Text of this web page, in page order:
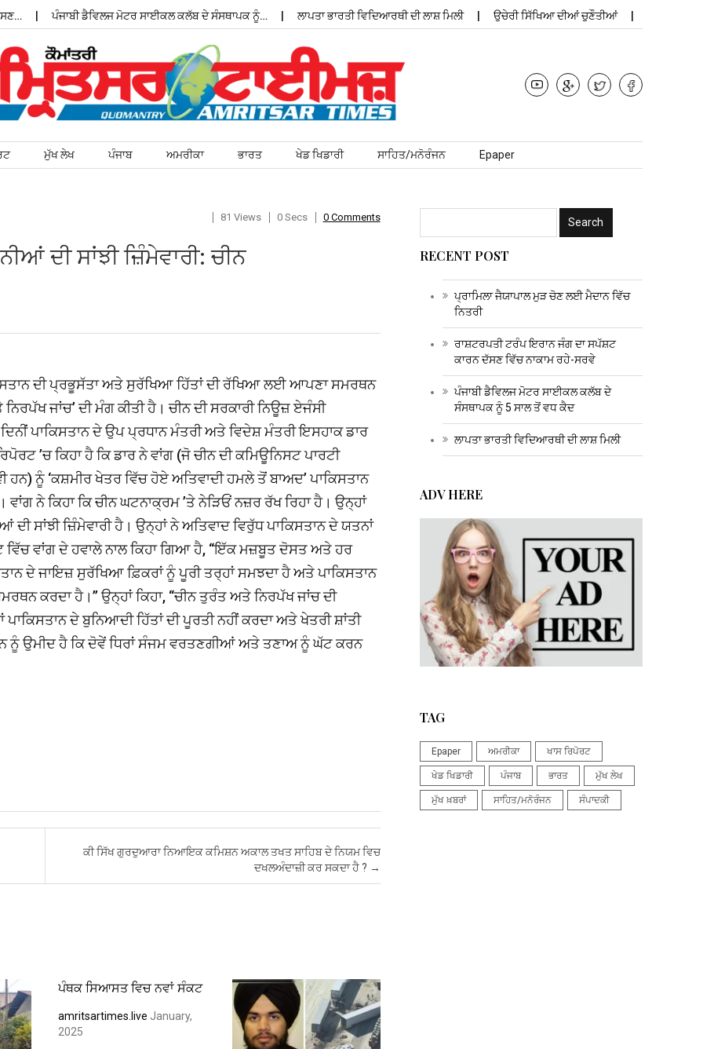
ਪੰਜਾਬੀ ਡੈਵਿਲਜ ਮੋਟਰ ਸਾਈਕਲ ਕਲੱਬ ਦੇ ਸੰਸਥਾਪਕ ਨੂੰ… ਲਾਪਤਾ ਭਾਰਤੀ ਵਿਦਿਆਰਥੀ ਦੀ ਲਾਸ਼ ਮਿਲੀ ਉਚੇਰੀ ਸਿੱਖਿਆ ਦੀਆਂ ਚੁਣੌਤੀਆਂ
ਮੁੱਖ ਲੇਖ ਪੰਜਾਬ ਅਮਰੀਕਾ ਭਾਰਤ ਖੇਡ ਖਿਡਾਰੀ ਸਾਹਿਤ/ਮਨੋਰੰਜਨ Epaper
81 Views 0 Secs 0 Comments
ਦੀ ਸਾਂਝੀ ਜ਼ਿੰਮੇਵਾਰੀ: ਚੀਨ
ਦੀ ਪ੍ਰਭੂਸੱਤਾ ਅਤੇ ਸੁਰੱਖਿਆ ਹਿੱਤਾਂ ਦੀ ਰੱਖਿਆ ਲਈ ਆਪਣਾ ਸਮਰਥਨ
ਜਾਂਚ’ ਦੀ ਮੰਗ ਕੀਤੀ ਹੈ। ਚੀਨ ਦੀ ਸਰਕਾਰੀ ਨਿਊਜ਼ ਏਜੰਸੀ
ਪਾਕਿਸਤਾਨ ਦੇ ਉਪ ਪ੍ਰਧਾਨ ਮੰਤਰੀ ਅਤੇ ਵਿਦੇਸ਼ ਮੰਤਰੀ ਇਸਹਾਕ ਡਾਰ
’ਚ ਕਿਹਾ ਹੈ ਕਿ ਡਾਰ ਨੇ ਵਾਂਗ (ਜੋ ਚੀਨ ਦੀ ਕਮਿਊਨਿਸਟ ਪਾਰਟੀ
ਹਨ) ਨੂੰ ‘ਕਸ਼ਮੀਰ ਖੇਤਰ ਵਿੱਚ ਹੋਏ ਅਤਿਵਾਦੀ ਹਮਲੇ ਤੋਂ ਬਾਅਦ’ ਪਾਕਿਸਤਾਨ
ਨੇ ਕਿਹਾ ਕਿ ਚੀਨ ਘਟਨਾਕ੍ਰਮ ’ਤੇ ਨੇੜਿਓਂ ਨਜ਼ਰ ਰੱਖ ਰਿਹਾ ਹੈ। ਉਨ੍ਹਾਂ
ਦੀ ਸਾਂਝੀ ਜ਼ਿੰਮੇਵਾਰੀ ਹੈ। ਉਨ੍ਹਾਂ ਨੇ ਅਤਿਵਾਦ ਵਿਰੁੱਧ ਪਾਕਿਸਤਾਨ ਦੇ ਯਤਨਾਂ
ਵਿੱਚ ਵਾਂਗ ਦੇ ਹਵਾਲੇ ਨਾਲ ਕਿਹਾ ਗਿਆ ਹੈ, ‘‘ਇੱਕ ਮਜ਼ਬੂਤ ਦੋਸਤ ਅਤੇ ਹਰ
ਦੇ ਜਾਇਜ਼ ਸੁਰੱਖਿਆ ਫ਼ਿਕਰਾਂ ਨੂੰ ਪੂਰੀ ਤਰ੍ਹਾਂ ਸਮਝਦਾ ਹੈ ਅਤੇ ਪਾਕਿਸਤਾਨ
ਕਰਦਾ ਹੈ।’’ ਉਨ੍ਹਾਂ ਕਿਹਾ, ‘‘ਚੀਨ ਤੁਰੰਤ ਅਤੇ ਨਿਰਪੱਖ ਜਾਂਚ ਦੀ
ਦੇ ਬੁਨਿਆਦੀ ਹਿੱਤਾਂ ਦੀ ਪੂਰਤੀ ਨਹੀਂ ਕਰਦਾ ਅਤੇ ਖੇਤਰੀ ਸ਼ਾਂਤੀ
ਨੂੰ ਉਮੀਦ ਹੈ ਕਿ ਦੋਵੇਂ ਧਿਰਾਂ ਸੰਜਮ ਵਰਤਣਗੀਆਂ ਅਤੇ ਤਣਾਅ ਨੂੰ ਘੱਟ ਕਰਨ
ਕੀ ਸਿੱਖ ਗੁਰਦੁਆਰਾ ਨਿਆਇਕ ਕਮਿਸ਼ਨ ਅਕਾਲ ਤਖਤ ਸਾਹਿਬ ਦੇ ਨਿਯਮ ਵਿਚ
ਦਖਲਅੰਦਾਜ਼ੀ ਕਰ ਸਕਦਾ ਹੈ ? →
ਪੰਥਕ ਸਿਆਸਤ ਵਿਚ ਨਵਾਂ ਸੰਕਟ
amritsartimes.live January,
2025
RECENT POST
ਪ੍ਰਾਮਿਲਾ ਜੈਯਾਪਾਲ ਮੁੜ ਚੋਣ ਲਈ ਮੈਦਾਨ ਵਿੱਚ
ਨਿਤਰੀ
ਰਾਸ਼ਟਰਪਤੀ ਟਰੰਪ ਇਰਾਨ ਜੰਗ ਦਾ ਸਪੱਸ਼ਟ
ਕਾਰਨ ਦੱਸਣ ਵਿੱਚ ਨਾਕਾਮ ਰਹੇ-ਸਰਵੇ
ਪੰਜਾਬੀ ਡੈਵਿਲਜ ਮੋਟਰ ਸਾਈਕਲ ਕਲੱਬ ਦੇ
ਸੰਸਥਾਪਕ ਨੂੰ 5 ਸਾਲ ਤੋਂ ਵਧ ਕੈਦ
ਲਾਪਤਾ ਭਾਰਤੀ ਵਿਦਿਆਰਥੀ ਦੀ ਲਾਸ਼ ਮਿਲੀ
ADV HERE
TAG
Epaper ਅਮਰੀਕਾ ਖਾਸ ਰਿਪੋਰਟ
ਖੇਡ ਖਿਡਾਰੀ ਪੰਜਾਬ ਭਾਰਤ ਮੁੱਖ ਲੇਖ
ਮੁੱਖ ਖ਼ਬਰਾਂ ਸਾਹਿਤ/ਮਨੋਰੰਜਨ ਸੰਪਾਦਕੀ